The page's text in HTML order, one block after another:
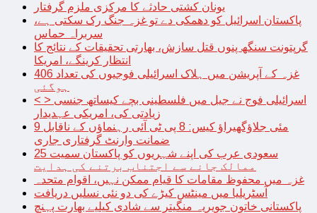
یونان کشتی حادثے کا مرکزی ملزم گرفتار
پاکستان اسرائیل کو دھمکی دے تو غزہ جنگ رک سکتی ہے،
سربراہ حماس
گرپتونت سنگھ پنوں قتل سازش، بھارتی تحقیقات کے نتائج کا
انتظار کرینگے، امریکا
غزہ کے آپریشن میں ہلاک اسرائیلی فوجیوں کی تعداد 406
ہوگئی
< > اسرائیلی فوج نے جیل میں فلسطینی بچے کیساتھ جنسی
زیادتی کی، امریکی عہدیدار
9 مئی جلاؤگھیراؤ کیس: 8 پی ٹی آئی رہنماؤں کے ناقابل
ضمانت وارنٹ گرفتاری جاری
سعودی عرب کی اپنے شہریوں کو پاکستان سمیت 25
ممالک جانے سے اجتناب برتنے کی ہدایت
غزہ میں محفوظ مقامات کا قیام ممکن نہیں، اقوام متحدہ
آسٹریلیا میں مینٹس کیڑے کی دو نئی نسلیں دریافت
پاکستانی خاتون جویریہ منگیتر سے شادی کیلیے بھارت پہنچ